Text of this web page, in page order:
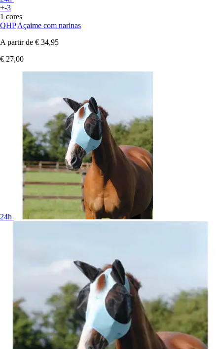
+-3
1 cores
QHP Açaime com narinas
A partir de € 34,95
€ 27,00
24h